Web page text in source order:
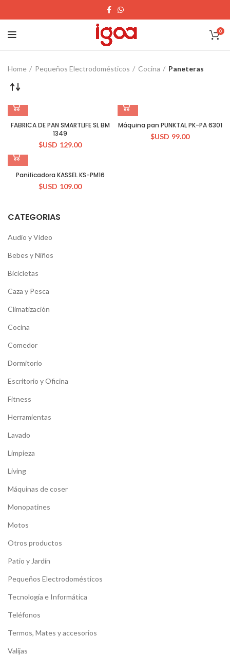
0
CATEGORIAS
Audio y Video
Bebes y Niños
Bicicletas
Caza y Pesca
Climatización
Cocina
Comedor
Dormitorio
Escritorio y Oficina
Fitness
Herramientas
Lavado
Limpieza
Living
Máquinas de coser
Monopatines
Motos
Otros productos
Patio y Jardín
Pequeños Electrodomésticos
Tecnología e Informática
Teléfonos
Termos, Mates y accesorios
Valijas
Home Pequeños Electrodomésticos Cocina Paneteras
FABRICA DE PAN SMARTLIFE SL BM
1349
$USD 129.00
Máquina pan PUNKTAL PK-PA 6301
$USD 99.00
Panificadora KASSEL KS-PM16
$USD 109.00